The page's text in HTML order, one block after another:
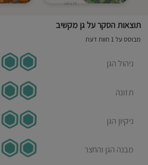
1.79 ק"מ
תוצאות הסקר על גן מקשיב
מבוסס על 1 חוות דעת
ניהול הגן
תזונה
ניקיון הגן
מבנה הגן והחצר